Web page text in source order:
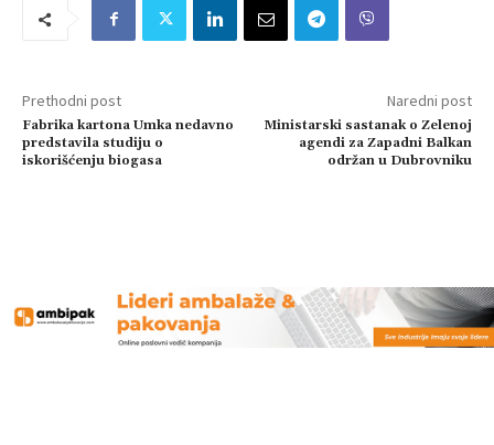
Prethodni post
Fabrika kartona Umka nedavno
predstavila studiju o
iskorišćenju biogasa
Naredni post
Ministarski sastanak o Zelenoj
agendi za Zapadni Balkan
održan u Dubrovniku